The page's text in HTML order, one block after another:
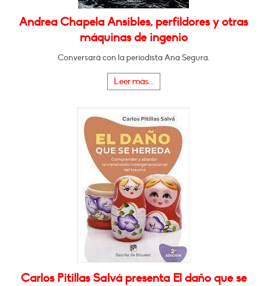
Andrea Chapela Ansibles, perfildores y otras
máquinas de ingenio
Conversará con la periodista Ana Segura.
Leer más...
Carlos Pitillas Salvá presenta El daño que se